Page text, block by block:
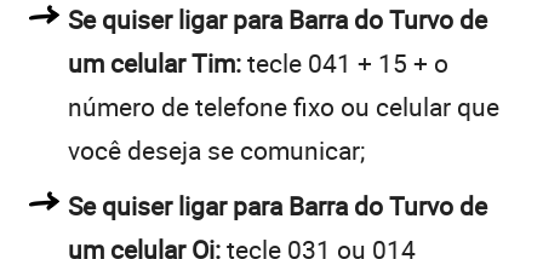
Se quiser ligar para Barra do Turvo de
um celular Tim:tecle 041 + 15 + o
número de telefone fixo ou celular que
você deseja se comunicar;
Se quiser ligar para Barra do Turvo de
um celular Oi:tecle 031 ou 014